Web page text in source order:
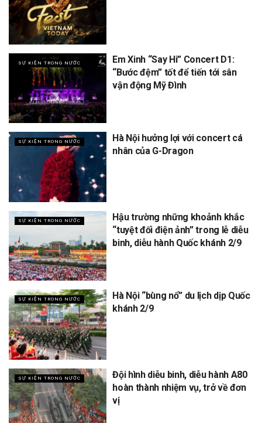
SỰ KIỆN TRONG NƯỚC
Em Xinh “Say Hi” Concert D1:
“Bước đệm” tốt để tiến tới sân
vận động Mỹ Đình
SỰ KIỆN TRONG NƯỚC
Hà Nội hưởng lợi với concert cá
nhân của G-Dragon
SỰ KIỆN TRONG NƯỚC
Hậu trường những khoảnh khắc
“tuyệt đối điện ảnh” trong lễ diễu
binh, diễu hành Quốc khánh 2/9
SỰ KIỆN TRONG NƯỚC
Hà Nội “bùng nổ” du lịch dịp Quốc
khánh 2/9
SỰ KIỆN TRONG NƯỚC
Đội hình diễu binh, diễu hành A80
hoàn thành nhiệm vụ, trở về đơn
vị